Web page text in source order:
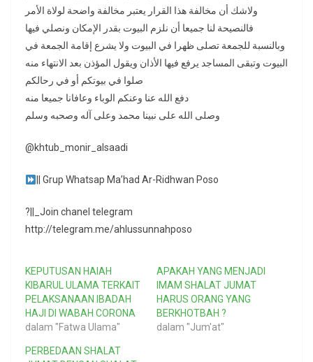
ولاشك أن مخالفة هذا القرار يعتبر مخالفة واضحة لولاة الأمر
فالنصيحة لنا جميعا أن نلزم البيوت بقدر الإمكان ونصلي فيها
وبالنسبة للجمعة تصلى ظهرا في البيوت ولا يشرع إقامة الجمعة في
البيوت وتبقى المساجد يرفع فيها الأذان ويقول المؤذن بعد الانتهاء منه
صلوا في بيوتكم أو في رحالكم
دفع الله عنا وعنكم الوباء وعافانا جميعا منه
وصلى الله على نبينا محمد وعلى آله وصحبه وسلم
@khtub_monir_alsaadi
|| Grup Whatsap Ma’had Ar-Ridhwan Poso
?||_Join chanel telegram
http://telegram.me/ahlussunnahposo
KEPUTUSAN HAIAH
KIBARUL ULAMA TERKAIT
PELAKSANAAN IBADAH
HAJI DI WABAH CORONA
dalam "Fatwa Ulama"
APAKAH YANG MENJADI
IMAM SHALAT JUMAT
HARUS ORANG YANG
BERKHOTBAH ?
dalam "Jum'at"
PERBEDAAN SHALAT